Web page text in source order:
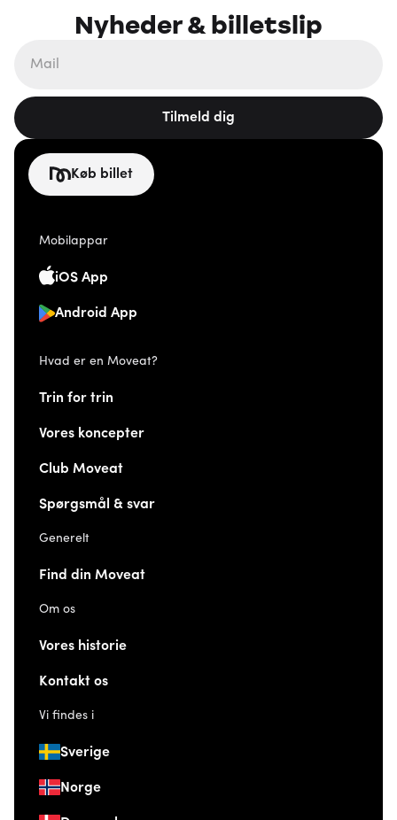
Nyheder & billetslip
Tilmeld dig
Køb billet
Mobilappar
iOS App
Android App
Hvad er en Moveat?
Trin for trin
Vores koncepter
Club Moveat
Spørgsmål & svar
Generelt
Find din Moveat
Om os
Vores historie
Kontakt os
Vi findes i
Sverige
Norge